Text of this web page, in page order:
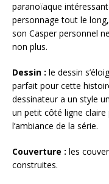
paranoïaque
personnage tout le
son Casper personnel
non plus.
Dessin : le dessin
parfait pour cette
dessinateur a un style
un petit côté ligne
l’ambiance de la série.
Couverture : les
construites.